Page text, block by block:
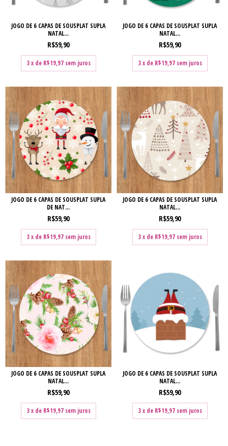
JOGO DE 6 CAPAS DE SOUSPLAT SUPLA
NATAL...
R$59,90
3 x de R$19,97 sem juros
JOGO DE 6 CAPAS DE SOUSPLAT SUPLA
NATAL...
R$59,90
3 x de R$19,97 sem juros
JOGO DE 6 CAPAS DE SOUSPLAT SUPLA
DE NAT...
R$59,90
3 x de R$19,97 sem juros
JOGO DE 6 CAPAS DE SOUSPLAT SUPLA
NATAL...
R$59,90
3 x de R$19,97 sem juros
JOGO DE 6 CAPAS DE SOUSPLAT SUPLA
NATAL...
R$59,90
3 x de R$19,97 sem juros
JOGO DE 6 CAPAS DE SOUSPLAT SUPLA
NATAL...
R$59,90
3 x de R$19,97 sem juros